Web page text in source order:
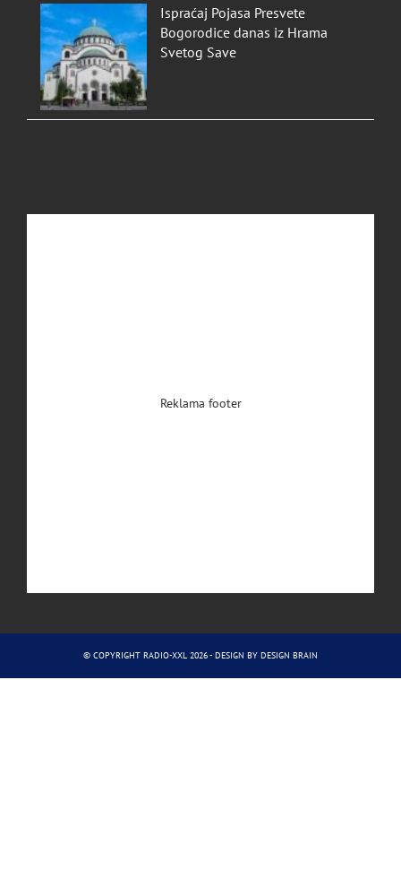
Ispraćaj Pojasa Presvete
Bogorodice danas iz Hrama
Svetog Save
Reklama footer
© COPYRIGHT RADIO-XXL 2026 - DESIGN BY DESIGN BRAIN